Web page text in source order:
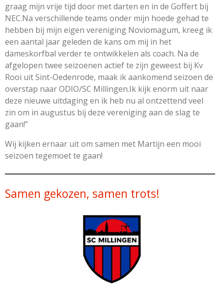
graag mijn vrije tijd door met darten en in de Goffert bij
NEC.Na verschillende teams onder mijn hoede gehad te
hebben bij mijn eigen vereniging Noviomagum, kreeg ik
een aantal jaar geleden de kans om mij in het
dameskorfbal verder te ontwikkelen als coach. Na de
afgelopen twee seizoenen actief te zijn geweest bij Kv
Rooi uit Sint-Oedenrode, maak ik aankomend seizoen de
overstap naar ODIO/SC Millingen.Ik kijk enorm uit naar
deze nieuwe uitdaging en ik heb nu al ontzettend veel
zin om in augustus bij deze vereniging aan de slag te
gaan!”
Wij kijken ernaar uit om samen met Martijn een mooi
seizoen tegemoet te gaan!
Samen gekozen, samen trots!